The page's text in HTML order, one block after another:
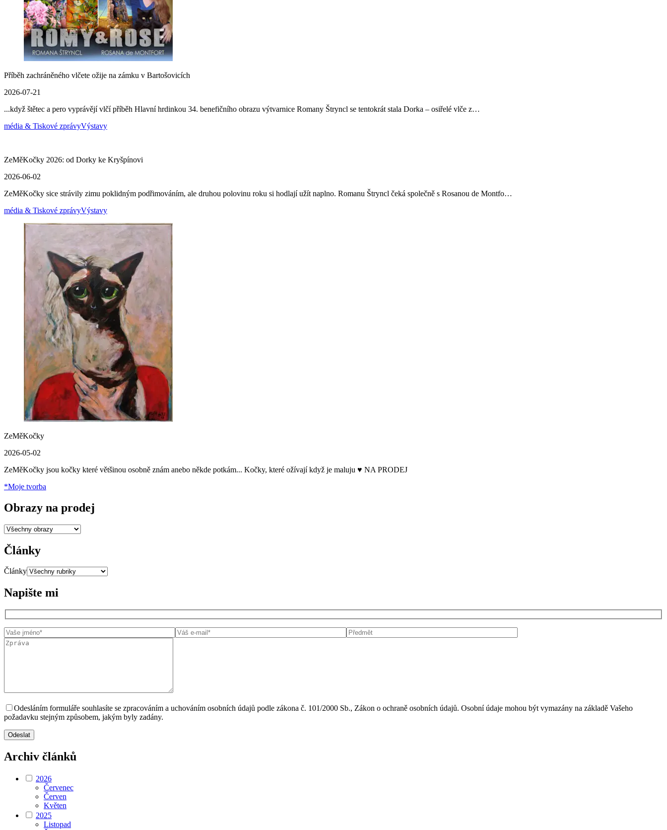
Příběh zachráněného vlčete ožije na zámku v Bartošovicích
2026-07-21
...když štětec a pero vyprávějí vlčí příběh Hlavní hrdinkou 34. benefičního obrazu výtvarnice Romany Štryncl se tentokrát stala Dorka – osiřelé vlče z…
média & Tiskové zprávyVýstavy
ZeMěKočky 2026: od Dorky ke Kryšpínovi
2026-06-02
ZeMěKočky sice strávily zimu poklidným podřimováním, ale druhou polovinu roku si hodlají užít naplno. Romanu Štryncl čeká společně s Rosanou de Montfo…
média & Tiskové zprávyVýstavy
ZeMěKočky
2026-05-02
ZeMěKočky jsou kočky které většinou osobně znám anebo někde potkám... Kočky, které ožívají když je maluju ♥ NA PRODEJ
*Moje tvorba
Obrazy na prodej
Články
Články
Napište mi
Odesláním formuláře souhlasíte se zpracováním a uchováním osobních údajů podle zákona č. 101/2000 Sb., Zákon o ochraně osobních údajů. Osobní údaje mohou být vymazány na základě Vašeho
požadavku stejným způsobem, jakým byly zadány.
Archiv článků
2026
Červenec
Červen
Květen
2025
Listopad